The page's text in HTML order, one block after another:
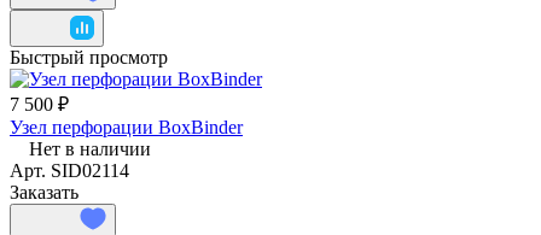
Быстрый просмотр
7 500 ₽
Узел перфорации BoxBinder
Нет в наличии
Арт. SID02114
Заказать